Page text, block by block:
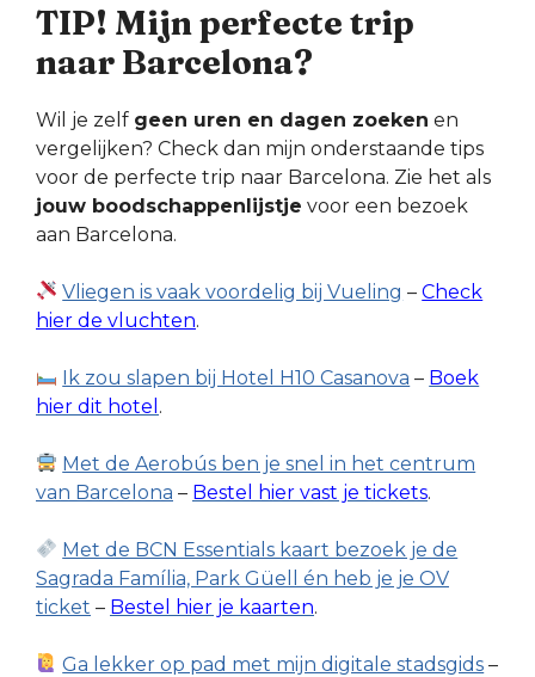
TIP! Mijn perfecte trip
naar Barcelona?
Wil je zelf geen uren en dagen zoeken en
vergelijken? Check dan mijn onderstaande tips
voor de perfecte trip naar Barcelona. Zie het als
jouw boodschappenlijstje voor een bezoek
aan Barcelona.
Vliegen is vaak voordelig bij Vueling –Check
hier de vluchten.
Ik zou slapen bij Hotel H10 Casanova – Boek
hier dit hotel .
Met de Aerobús ben je snel in het centrum
van Barcelona – Bestel hier vast je tickets.
Met de BCN Essentials kaart bezoek je de
Sagrada Família, Park Güell én heb je je OV
ticket – Bestel hier je kaarten.
Ga lekker op pad met mijn digitale stadsgids –